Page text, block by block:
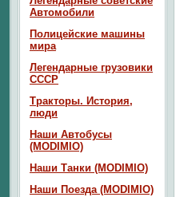
Автомобили
Полицейские машины
мира
Легендарные грузовики
СССР
Тракторы. История,
люди
Наши Автобусы
(MODIMIO)
Наши Танки (MODIMIO)
Наши Поезда (MODIMIO)